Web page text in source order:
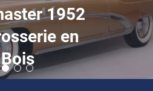
1952
en
Bois